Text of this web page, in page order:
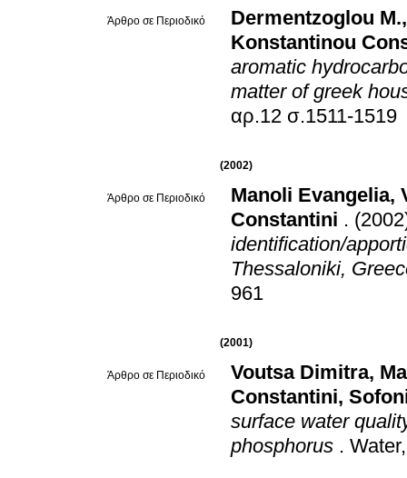
Άρθρο σε Περιοδικό Dermentzoglou M.
Konstantinou
aromatic
matter of greek
αρ.12 σ.1511-1519
(2002)
Άρθρο σε Περιοδικό Manoli Evangelia,
Constantini .
identification/
Thessaloniki,
961
(2001)
Άρθρο σε Περιοδικό Voutsa Dimitra,
Constantini,
surface water
phosphorus .